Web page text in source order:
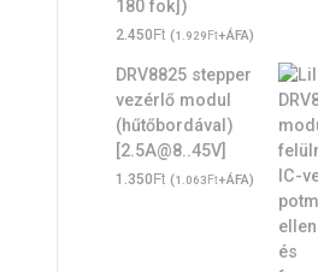
180 fok])
2.450Ft (1.929Ft+ÁFA)
DRV8825 stepper
vezérlő modul
(hűtőbordával)
[2.5A@8..45V]
1.350Ft (1.063Ft+ÁFA)